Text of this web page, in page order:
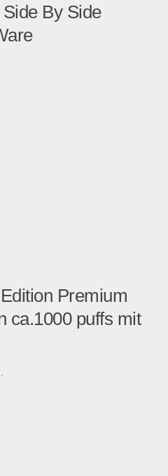
By Side
Premium
ca.1000 puffs mit